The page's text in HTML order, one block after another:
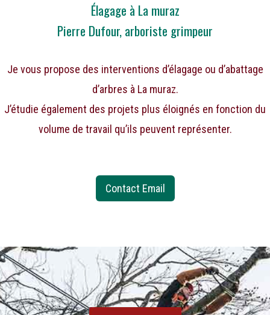
Élagage à La muraz
Pierre Dufour, arboriste grimpeur
Je vous propose des interventions d’élagage ou d’abattage
d’arbres à La muraz.
J’étudie également des projets plus éloignés en fonction du
volume de travail qu’ils peuvent représenter.
Contact Email